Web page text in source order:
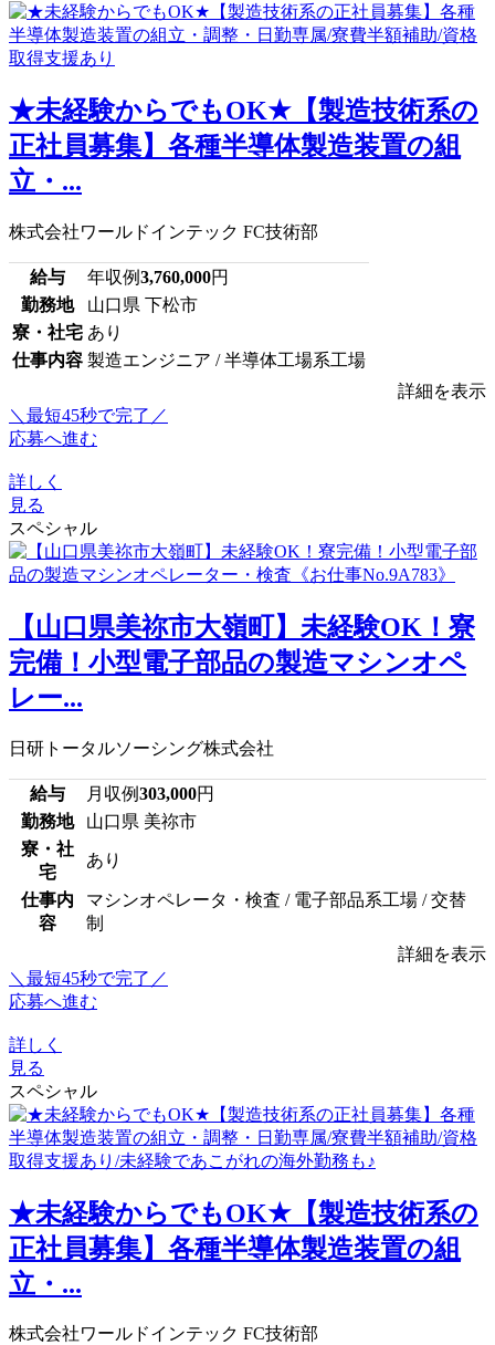
★未経験からでもOK★【製造技術系の
正社員募集】各種半導体製造装置の組
立・...
株式会社ワールドインテック FC技術部
給与 年収例3,760,000円
勤務地
山口県 下松市
寮・社宅 あり
仕事内容 製造エンジニア / 半導体工場系工場
詳細を表示
＼最短45秒で完了／
応募へ進む
詳しく
見る
スペシャル
【山口県美祢市大嶺町】未経験OK！寮
完備！小型電子部品の製造マシンオペ
レー...
日研トータルソーシング株式会社
給与 月収例303,000円
勤務地
山口県 美祢市
寮・社
宅
あり
仕事内
容
マシンオペレータ・検査 / 電子部品系工場 / 交替
制
詳細を表示
＼最短45秒で完了／
応募へ進む
詳しく
見る
スペシャル
★未経験からでもOK★【製造技術系の
正社員募集】各種半導体製造装置の組
立・...
株式会社ワールドインテック FC技術部